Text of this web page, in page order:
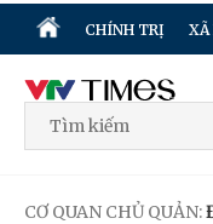
CHÍNH TRỊ XÃ
CƠ QUAN CHỦ QUẢN: